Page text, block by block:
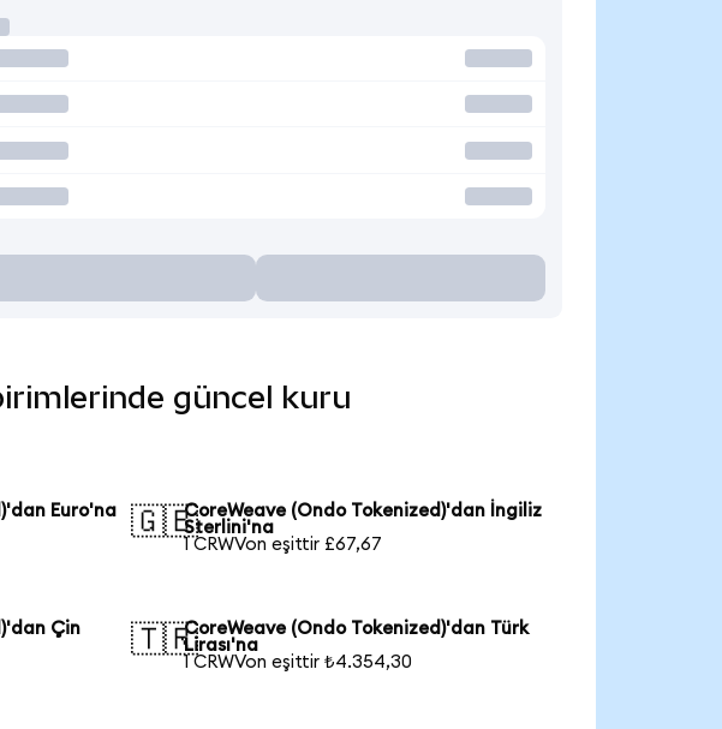
güncel kuru
Euro'na
🇬🇧CoreWeave (Ondo Tokenized)'dan İngiliz
Sterlini'na
1 CRWVon eşittir £67,67
Çin
🇹🇷CoreWeave (Ondo Tokenized)'dan Türk
Lirası'na
1 CRWVon eşittir ₺4.354,30